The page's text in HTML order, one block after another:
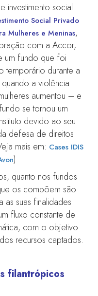
investimento social
Social Privado
Mulheres e Meninas,
com a Accor,
um fundo que foi
temporário durante a
a violência
aumentou – e
se tornou um
devido ao seu
defesa de direitos
mais em: Cases IDIS
)
quanto nos fundos
os compõem são
as suas finalidades
fluxo constante de
com o objetivo
recursos captados.
filantrópicos